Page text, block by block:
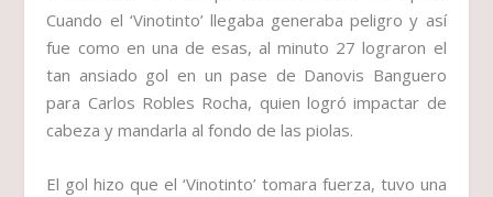
Cuando el ‘Vinotinto’ llegaba generaba peligro y así
fue como en una de esas, al minuto 27 lograron el
tan ansiado gol en un pase de Danovis Banguero
para Carlos Robles Rocha, quien logró impactar de
cabeza y mandarla al fondo de las piolas.
El gol hizo que el ‘Vinotinto’ tomara fuerza, tuvo una